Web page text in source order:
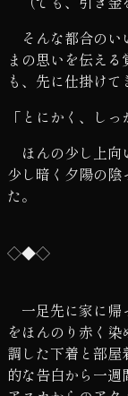
そんな都合の
まの思いを伝え
も、先に仕掛けて
「とにかく、し
ほんの少し上向
少し暗く夕陽の
た。
◇◆◇
一足先に家に
をほんのり赤く
調した下着と部
的な告白から一週